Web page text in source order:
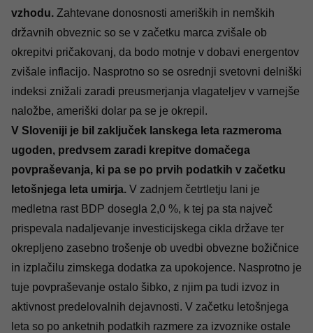
vzhodu. Zahtevane donosnosti ameriških in nemških
državnih obveznic so se v začetku marca zvišale ob
okrepitvi pričakovanj, da bodo motnje v dobavi energentov
zvišale inflacijo. Nasprotno so se osrednji svetovni delniški
indeksi znižali zaradi preusmerjanja vlagateljev v varnejše
naložbe, ameriški dolar pa se je okrepil.
V Sloveniji je bil zaključek lanskega leta razmeroma
ugoden, predvsem zaradi krepitve domačega
povpraševanja, ki pa se po prvih podatkih v začetku
letošnjega leta umirja. V zadnjem četrtletju lani je
medletna rast BDP dosegla 2,0 %, k tej pa sta največ
prispevala nadaljevanje investicijskega cikla države ter
okrepljeno zasebno trošenje ob uvedbi obvezne božičnice
in izplačilu zimskega dodatka za upokojence. Nasprotno je
tuje povpraševanje ostalo šibko, z njim pa tudi izvoz in
aktivnost predelovalnih dejavnosti. V začetku letošnjega
leta so po anketnih podatkih razmere za izvoznike ostale